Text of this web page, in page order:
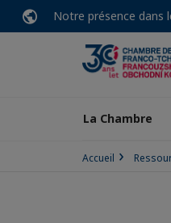
Notre présence dans
La Chambre
Accueil